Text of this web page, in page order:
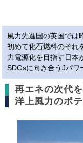
風力先進国の英国では
初めて化石燃料のそれ
力電源化を目指す日本
SDGsに向き合うJパワ
再エネの次代を
洋上風力のポ